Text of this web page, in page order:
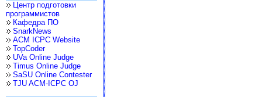
Центр подготовки
программистов
Кафедра ПО
SnarkNews
ACM ICPC Website
TopCoder
UVa Online Judge
Timus Online Judge
SaSU Online Contester
TJU ACM-ICPC OJ